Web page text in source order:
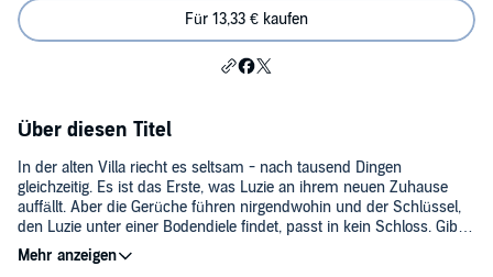
Für 13,33 € kaufen
Über diesen Titel
In der alten Villa riecht es seltsam - nach tausend Dingen
gleichzeitig. Es ist das Erste, was Luzie an ihrem neuen Zuhause
auffällt. Aber die Gerüche führen nirgendwohin und der Schlüssel,
den Luzie unter einer Bodendiele findet, passt in kein Schloss. Gibt
es in der Villa etwa ein verstecktes Zimmer? Gemeinsam mit ihrem
kleinen Bruder Benno und dem Nachbarsjungen Mats macht sich